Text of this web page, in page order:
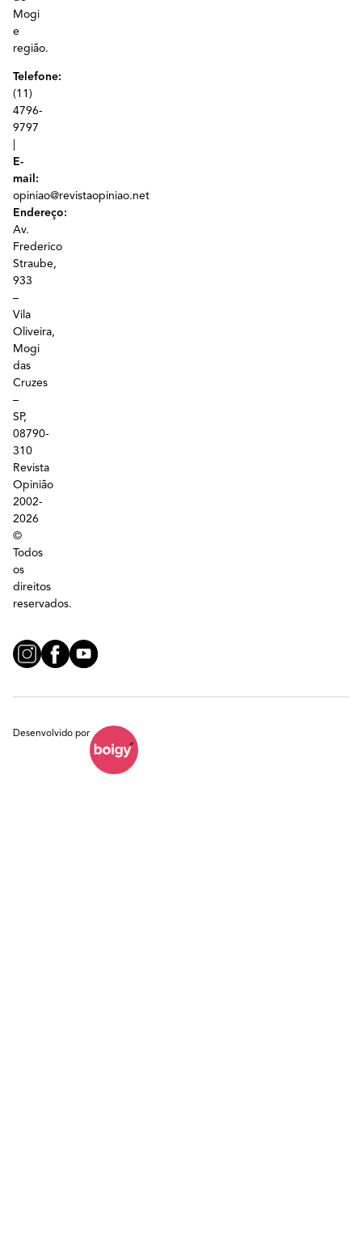
Mogi
e
região.
Telefone:
(11)
4796-
9797
E-
mail:
opiniao@revistaopiniao.net
Endereço:
Av.
Frederico
Straube,
933
–
Vila
Oliveira,
Mogi
das
Cruzes
–
SP,
08790-
310
Revista
Opinião
2002-
2026
©
Todos
os
direitos
reservados.
Desenvolvido por